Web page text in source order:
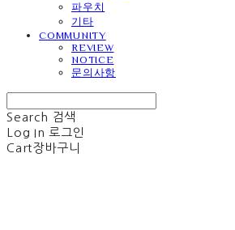
파우치
기타
COMMUNITY
REVIEW
NOTICE
문의사항
Search 검색
Log In 로그인
Cart장바구니